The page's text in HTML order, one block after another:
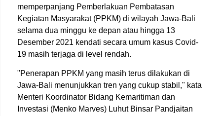
memperpanjang Pemberlakuan Pembatasan
Kegiatan Masyarakat (PPKM) di wilayah Jawa-Bali
selama dua minggu ke depan atau hingga 13
Desember 2021 kendati secara umum kasus Covid-
19 masih terjaga di level rendah.
"Penerapan PPKM yang masih terus dilakukan di
Jawa-Bali menunjukkan tren yang cukup stabil," kata
Menteri Koordinator Bidang Kemaritiman dan
Investasi (Menko Marves) Luhut Binsar Pandjaitan